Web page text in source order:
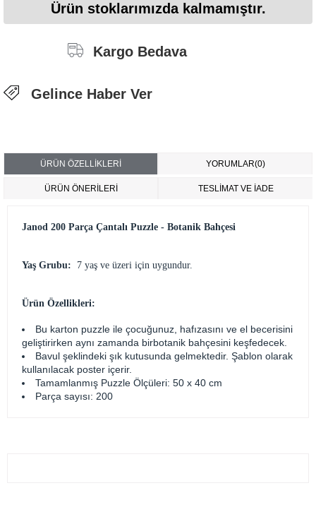
Ürün stoklarımızda kalmamıştır.
Kargo Bedava
Gelince Haber Ver
ÜRÜN ÖZELLIKLERI YORUMLAR(0)
ÜRÜN ÖNERILERI TESLİMAT VE İADE
Janod 200 Parça Çantalı Puzzle - Botanik Bahçesi
Yaş Grubu: 7 yaş ve üzeri için uygundur.
Ürün Özellikleri:
Bu karton puzzle ile çocuğunuz, hafızasını ve el becerisini
geliştirirken aynı zamanda birbotanik bahçesini keşfedecek.
Bavul şeklindeki şık kutusunda gelmektedir. Şablon olarak
kullanılacak poster içerir.
Tamamlanmış Puzzle Ölçüleri: 50 x 40 cm
Parça sayısı: 200